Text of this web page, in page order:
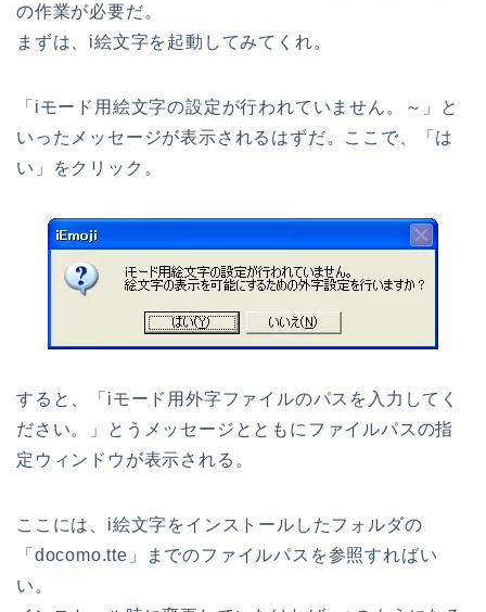
の作業が必要だ。
まずは、i絵文字を起動してみてくれ。
「iモード用絵文字の設定が行われていません。～」と
いったメッセージが表示されるはずだ。ここで、「は
い」をクリック。
すると、「iモード用外字ファイルのパスを入力してく
ださい。」とうメッセージとともにファイルパスの指
定ウィンドウが表示される。
ここには、i絵文字をインストールしたフォルダの
「docomo.tte」までのファイルパスを参照すればい
い。